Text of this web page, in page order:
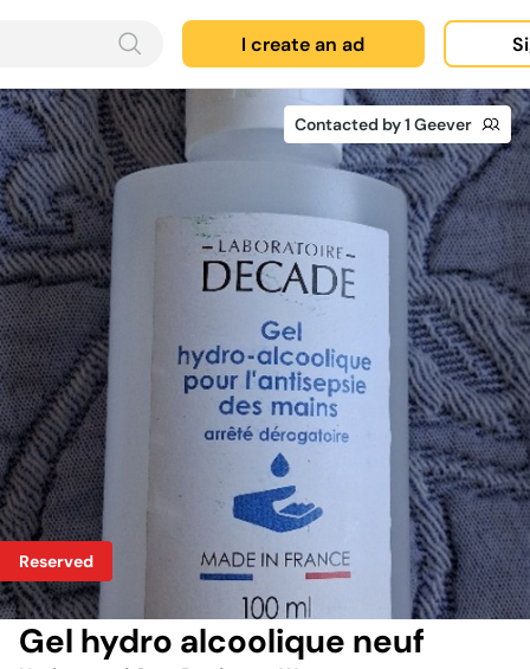
I create an ad
Contacted by 1 Geever
Reserved
Gel hydro alcoolique neuf